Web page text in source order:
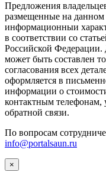
Предложения
размещенные на данном
информационныи
в соответствии со
Российской Федерации.
может быть составлен
согласования всех
оформляется в
информации о
контактным телефонам,
обратной связи.
По вопросам
info@portalsaun.ru
×